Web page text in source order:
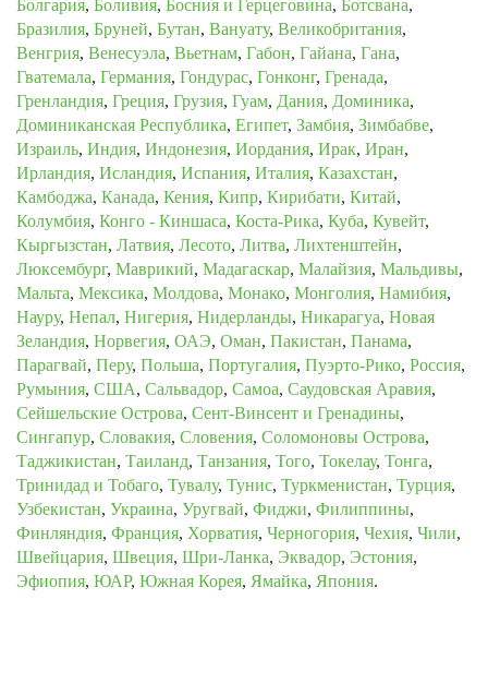
Болгария, Боливия, Босния и Герцеговина, Ботсвана,
Бразилия, Бруней, Бутан, Вануату, Великобритания,
Венгрия, Венесуэла, Вьетнам, Габон, Гайана, Гана,
Гватемала, Германия, Гондурас, Гонконг, Гренада,
Гренландия, Греция, Грузия, Гуам, Дания, Доминика,
Доминиканская Республика, Египет, Замбия, Зимбабве,
Израиль, Индия, Индонезия, Иордания, Ирак, Иран,
Ирландия, Исландия, Испания, Италия, Казахстан,
Камбоджа, Канада, Кения, Кипр, Кирибати, Китай,
Колумбия, Конго - Киншаса, Коста-Рика, Куба, Кувейт,
Кыргызстан, Латвия, Лесото, Литва, Лихтенштейн,
Люксембург, Маврикий, Мадагаскар, Малайзия, Мальдивы,
Мальта, Мексика, Молдова, Монако, Монголия, Намибия,
Науру, Непал, Нигерия, Нидерланды, Никарагуа, Новая
Зеландия, Норвегия, ОАЭ, Оман, Пакистан, Панама,
Парагвай, Перу, Польша, Португалия, Пуэрто-Рико, Россия,
Румыния, США, Сальвадор, Самоа, Саудовская Аравия,
Сейшельские Острова, Сент-Винсент и Гренадины,
Сингапур, Словакия, Словения, Соломоновы Острова,
Таджикистан, Таиланд, Танзания, Того, Токелау, Тонга,
Тринидад и Тобаго, Тувалу, Тунис, Туркменистан, Турция,
Узбекистан, Украина, Уругвай, Фиджи, Филиппины,
Финляндия, Франция, Хорватия, Черногория, Чехия, Чили,
Швейцария, Швеция, Шри-Ланка, Эквадор, Эстония,
Эфиопия, ЮАР, Южная Корея, Ямайка, Япония.